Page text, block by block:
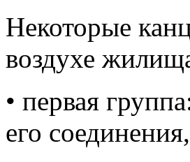
Некоторые
воздухе
• первая
его